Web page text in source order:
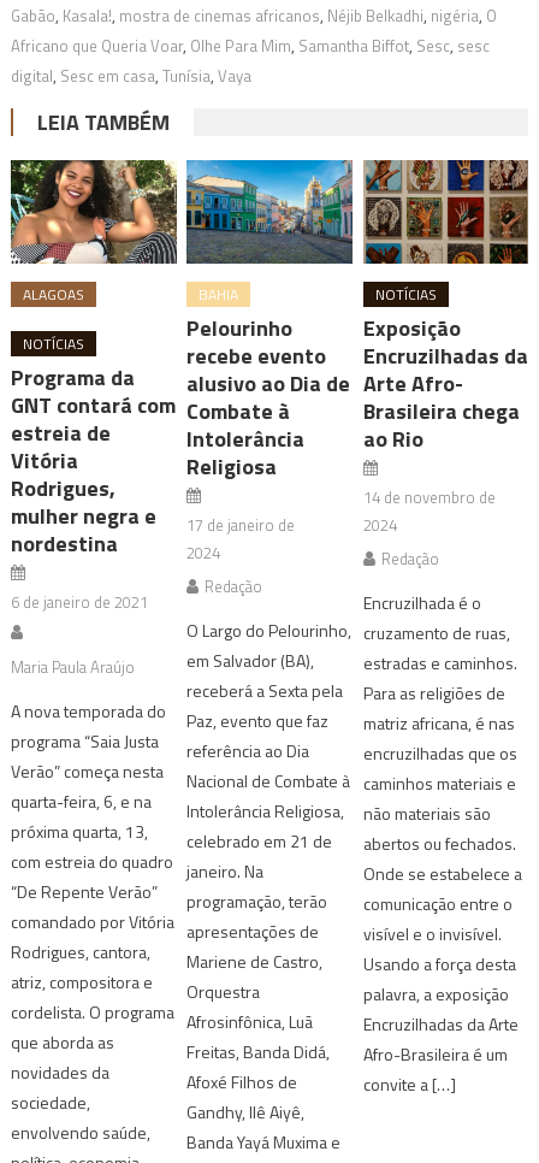
Gabão, Kasala!, mostra de cinemas africanos, Néjib Belkadhi, nigéria, O
Africano que Queria Voar, Olhe Para Mim, Samantha Biffot, Sesc, sesc
digital, Sesc em casa, Tunísia, Vaya
LEIA TAMBÉM
ALAGOAS
NOTÍCIAS
Programa da
GNT contará com
estreia de
Vitória
Rodrigues,
mulher negra e
nordestina
6 de janeiro de 2021
Maria Paula Araújo
A nova temporada do
programa “Saia Justa
Verão” começa nesta
quarta-feira, 6, e na
próxima quarta, 13,
com estreia do quadro
“De Repente Verão”
comandado por Vitória
Rodrigues, cantora,
atriz, compositora e
cordelista. O programa
que aborda as
novidades da
sociedade,
envolvendo saúde,
BAHIA
Pelourinho
recebe evento
alusivo ao Dia de
Combate à
Intolerância
Religiosa
17 de janeiro de
2024
Redação
O Largo do Pelourinho,
em Salvador (BA),
receberá a Sexta pela
Paz, evento que faz
referência ao Dia
Nacional de Combate à
Intolerância Religiosa,
celebrado em 21 de
janeiro. Na
programação, terão
apresentações de
Mariene de Castro,
Orquestra
Afrosinfônica, Luã
Freitas, Banda Didá,
Afoxé Filhos de
Gandhy, Ilê Aiyê,
Banda Yayá Muxima e
NOTÍCIAS
Exposição
Encruzilhadas da
Arte Afro-
Brasileira chega
ao Rio
14 de novembro de
2024
Redação
Encruzilhada é o
cruzamento de ruas,
estradas e caminhos.
Para as religiões de
matriz africana, é nas
encruzilhadas que os
caminhos materiais e
não materiais são
abertos ou fechados.
Onde se estabelece a
comunicação entre o
visível e o invisível.
Usando a força desta
palavra, a exposição
Encruzilhadas da Arte
Afro-Brasileira é um
convite a […]